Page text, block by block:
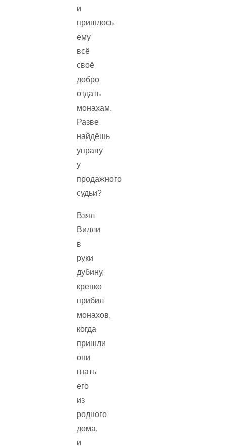
и
пришлось
ему
всё
своё
добро
отдать
монахам.
Разве
найдёшь
управу
у
продажного
судьи?
Взял
Вилли
в
руки
дубину,
крепко
прибил
монахов,
когда
пришли
они
гнать
его
из
родного
дома,
и